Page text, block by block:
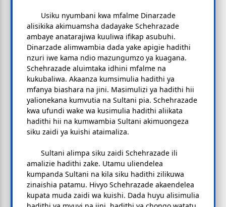
Usiku nyumbani kwa mfalme Dinarzade
alisikika akimuamsha dadayake Schehrazade
ambaye anatarajiwa kuuliwa ifikap asubuhi.
Dinarzade alimwambia dada yake apigie hadithi
nzuri iwe kama ndio mazungumzo ya kuagana.
Schehrazade aluimtaka idhini mfalme na
kukubaliwa. Akaanza kumsimulia hadithi ya
mfanya biashara na jini. Masimulizi ya hadithi hii
yalionekana kumvutia na Sultani pia. Schehrazade
kwa ufundi wake wa kusimulia hadithi aliikata
hadithi hii na kumwambia Sultani akimuongeza
siku zaidi ya kuishi ataimaliza.
Sultani alimpa siku zaidi Schehrazade ili
amalizie hadithi zake. Utamu uliendelea
kumpanda Sultani na kila siku hadithi zilikuwa
zinaishia patamu. Hivyo Schehrazade akaendelea
kupata muda zaidi wa kuishi. Dada huyu alisimulia